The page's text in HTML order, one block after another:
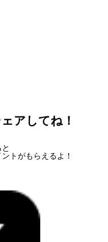
アしてね！
ト がもらえるよ！